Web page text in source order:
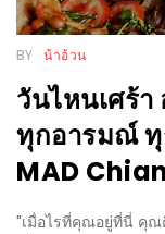
เข้า
ที่สุด
ประจำ
ปี
BY น้าอ้วน
วันไหนเศร้
ทุกอารมณ์ ทุ
MAD
"เมื่อไรที่คุณอยู่ที่นี่ คุณ